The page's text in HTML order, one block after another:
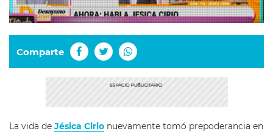
Comparte
La vida de Jésica Cirio nuevamente tomó prepoderancia en